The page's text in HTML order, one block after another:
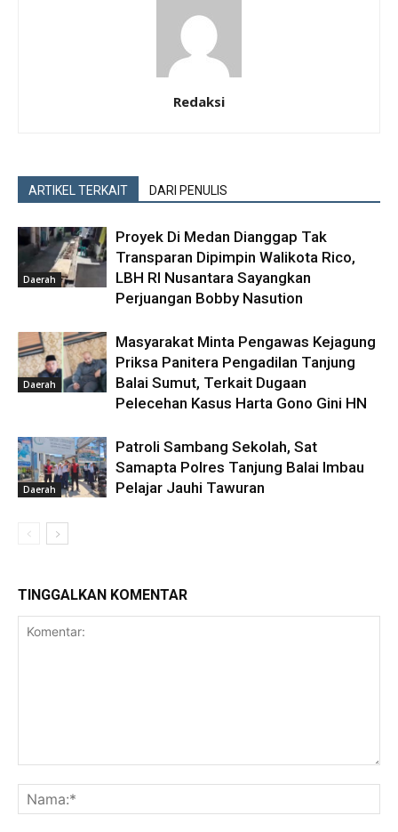
Redaksi
ARTIKEL TERKAIT DARI PENULIS
Daerah
Proyek Di Medan Dianggap Tak
Transparan Dipimpin Walikota Rico,
LBH RI Nusantara Sayangkan
Perjuangan Bobby Nasution
Daerah
Masyarakat Minta Pengawas Kejagung
Priksa Panitera Pengadilan Tanjung
Balai Sumut, Terkait Dugaan
Pelecehan Kasus Harta Gono Gini HN
Daerah
Patroli Sambang Sekolah, Sat
Samapta Polres Tanjung Balai Imbau
Pelajar Jauhi Tawuran
TINGGALKAN KOMENTAR